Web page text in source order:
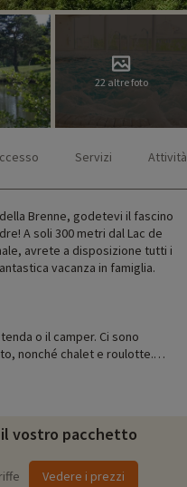
22 altre foto
Servizi Attività
Brenne, godetevi il fascino
A soli 300 metri dal Lac de
avrete a disposizione tutti i
vacanza in famiglia.
o il camper. Ci sono
nonché chalet e roulotte.
piccola terrazza per un buon
disponibili in loco (date di
vostro pacchetto
Vedere i prezzi